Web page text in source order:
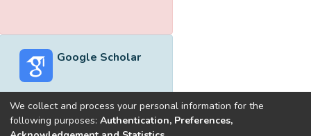
Google Scholar
We collect and process your personal information for the
following purposes: Authentication, Preferences,